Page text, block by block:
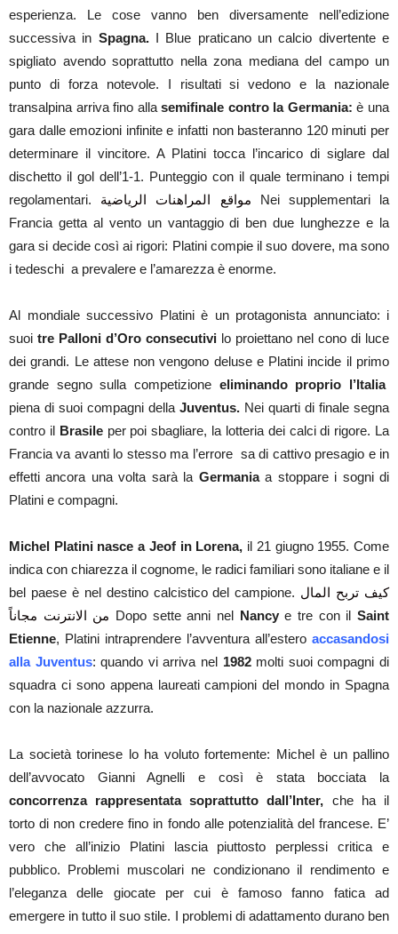
esperienza. Le cose vanno ben diversamente nell’edizione
successiva in Spagna.I Blue praticano un calcio divertente e
spigliato avendo soprattutto nella zona mediana del campo un
punto di forza notevole. I risultati si vedono e la nazionale
transalpina arriva fino allasemifinale contro la Germania: è una
gara dalle emozioni infinite e infatti non basteranno 120 minuti per
determinare il vincitore. A Platini tocca l’incarico di siglare dal
dischetto il gol dell’1-1. Punteggio con il quale terminano i tempi
regolamentari. مواقع المراهنات الرياضية Nei supplementari la
Francia getta al vento un vantaggio di ben due lunghezze e la
gara si decide così ai rigori: Platini compie il suo dovere, ma sono
i tedeschi a prevalere e l’amarezza è enorme.
Al mondiale successivo Platini è un protagonista annunciato: i
suoi tre Palloni d’Oro consecutivi lo proiettano nel cono di luce
dei grandi. Le attese non vengono deluse e Platini incide il primo
grande segno sulla competizione eliminando proprio l’Italia
piena di suoi compagni della Juventus. Nei quarti di finale segna
contro il Brasileper poi sbagliare, la lotteria dei calci di rigore. La
Francia va avanti lo stesso ma l’errore sa di cattivo presagio e in
effetti ancora una volta sarà la Germaniaa stoppare i sogni di
Platini e compagni.
Michel Platini nasce a Jeof in Lorena, il 21 giugno 1955. Come
indica con chiarezza il cognome, le radici familiari sono italiane e il
bel paese è nel destino calcistico del campione. كيف تربح المال
من الانترنت مجاناً Dopo sette anni nel Nancye tre con ilSaint
Etienne, Platini intraprendere l’avventura all’estero accasandosi
alla Juventus: quando vi arriva nel 1982molti suoi compagni di
squadra ci sono appena laureati campioni del mondo in Spagna
con la nazionale azzurra.
La società torinese lo ha voluto fortemente: Michel è un pallino
dell’avvocato Gianni Agnelli e così è stata bocciata la
concorrenza rappresentata soprattutto dall’Inter, che ha il
torto di non credere fino in fondo alle potenzialità del francese. E’
vero che all’inizio Platini lascia piuttosto perplessi critica e
pubblico. Problemi muscolari ne condizionano il rendimento e
l’eleganza delle giocate per cui è famoso fanno fatica ad
emergere in tutto il suo stile. I problemi di adattamento durano ben